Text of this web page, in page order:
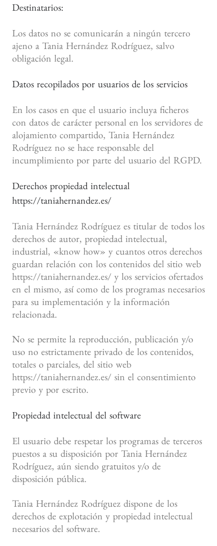
Destinatarios:
Los datos no se comunicarán a ningún tercero
ajeno a Tania Hernández Rodríguez, salvo
obligación legal.
Datos recopilados por usuarios de los servicios
En los casos en que el usuario incluya ficheros
con datos de carácter personal en los servidores de
alojamiento compartido, Tania Hernández
Rodríguez no se hace responsable del
incumplimiento por parte del usuario del RGPD.
Derechos propiedad intelectual
https://taniahernandez.es/
Tania Hernández Rodríguez es titular de todos los
derechos de autor, propiedad intelectual,
industrial, «know how» y cuantos otros derechos
guardan relación con los contenidos del sitio web
https://taniahernandez.es/ y los servicios ofertados
en el mismo, así como de los programas necesarios
para su implementación y la información
relacionada.
No se permite la reproducción, publicación y/o
uso no estrictamente privado de los contenidos,
totales o parciales, del sitio web
https://taniahernandez.es/ sin el consentimiento
previo y por escrito.
Propiedad intelectual del software
El usuario debe respetar los programas de terceros
puestos a su disposición por Tania Hernández
Rodríguez, aún siendo gratuitos y/o de
disposición pública.
Tania Hernández Rodríguez dispone de los
derechos de explotación y propiedad intelectual
necesarios del software.